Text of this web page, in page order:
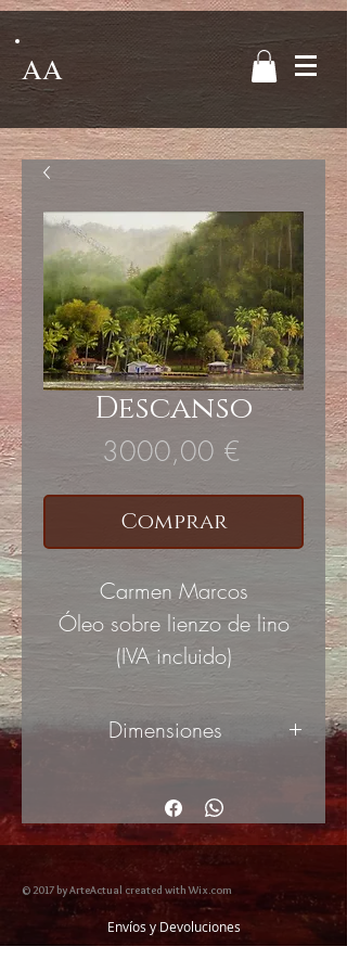
AA
Descanso
3000,00 €Precio
Comprar
Carmen Marcos
Óleo sobre lienzo de lino
(IVA incluido)
Dimensiones
© 2017 by ArteActual created with Wix.com
Envíos y Devoluciones